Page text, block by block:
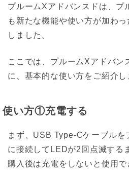
プルームXアドバンスドは、プ
も新たな機能や使い方が加わ
しました。
ここでは、プルームXアドバン
に、基本的な使い方をご紹介し
使い方①充電する
まず、USB Type-Cケーブルを
に接続してLEDが2回点滅する
購入後は充電をしないと使用で